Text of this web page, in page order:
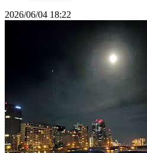
2026/06/04 18:22